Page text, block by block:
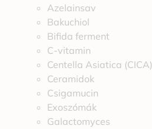
Azelainsav
Bakuchiol
Bifida ferment
C-vitamin
Centella Asiatica (CICA)
Ceramidok
Csigamucin
Exoszómák
Galactomyces